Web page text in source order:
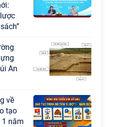
An
về
tạo
năm